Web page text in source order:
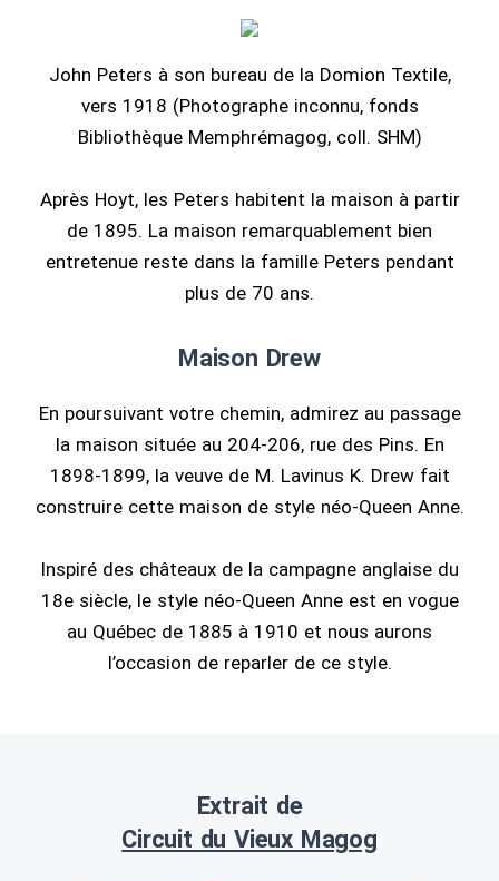
John Peters à son bureau de la Domion Textile,
vers 1918 (Photographe inconnu, fonds
Bibliothèque Memphrémagog, coll. SHM)
Après Hoyt, les Peters habitent la maison à partir
de 1895. La maison remarquablement bien
entretenue reste dans la famille Peters pendant
plus de 70 ans.
Maison Drew
En poursuivant votre chemin, admirez au passage
la maison située au 204-206, rue des Pins. En
1898-1899, la veuve de M. Lavinus K. Drew fait
construire cette maison de style néo-Queen Anne.
Inspiré des châteaux de la campagne anglaise du
18e siècle, le style néo-Queen Anne est en vogue
au Québec de 1885 à 1910 et nous aurons
l’occasion de reparler de ce style.
Extrait de
Circuit du Vieux Magog